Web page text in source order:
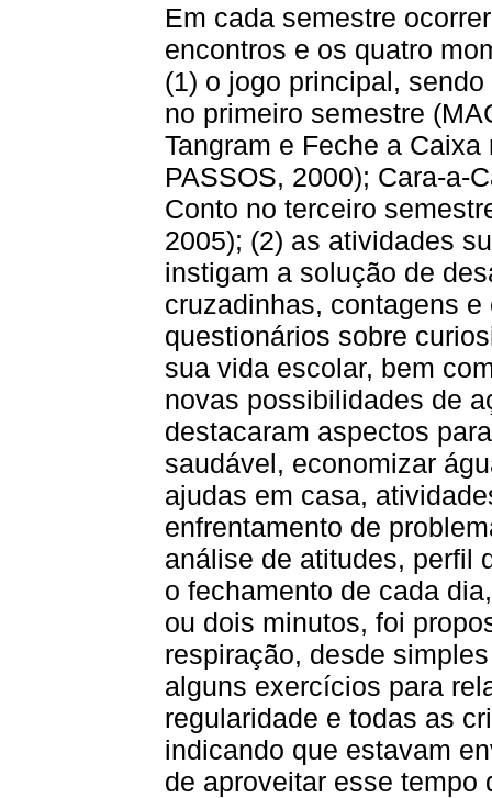
Em cada semestre
encontros e os quatro
(1) o jogo principal,
no primeiro semestre
Tangram e Feche a
PASSOS, 2000); Cara-a-
Conto no terceiro
2005); (2) as atividades
instigam a solução de
cruzadinhas, contagens
questionários sobre
sua vida escolar, bem
novas possibilidades de
destacaram aspectos
saudável, economizar
ajudas em casa,
enfrentamento de
análise de atitudes, perfil
o fechamento de cada
ou dois minutos, foi
respiração, desde
alguns exercícios para
regularidade e todas as
indicando que estavam
de aproveitar esse tempo